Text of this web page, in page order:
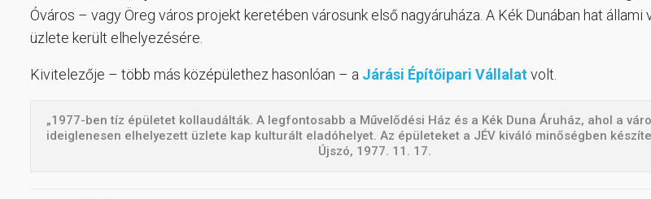
Óváros – vagy Öreg város projekt keretében városunk első nagyáruháza. A Kék Dunában hat állami
üzlete került elhelyezésére.
Kivitelezője – több más középülethez hasonlóan – a Járási Építőipari Vállalatvolt.
„1977-ben tíz épületet kollaudálták. A legfontosabb a Művelődési Ház és a Kék Duna Áruház, ahol a
ideiglenesen elhelyezett üzlete kap kulturált eladóhelyet. Az épületeket a JÉV kiváló minőségben
Újszó, 1977. 11. 17.